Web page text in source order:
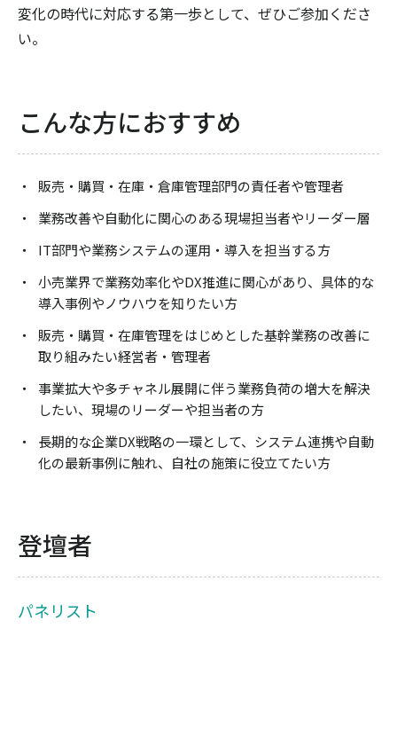
変化の時代に対応する第一歩として、ぜひご参加くださ
い。
こんな方におすすめ
販売・購買・在庫・倉庫管理部門の責任者や管理者
業務改善や自動化に関心のある現場担当者やリーダー層
IT部門や業務システムの運用・導入を担当する方
小売業界で業務効率化やDX推進に関心があり、具体的な
導入事例やノウハウを知りたい方
販売・購買・在庫管理をはじめとした基幹業務の改善に
取り組みたい経営者・管理者
事業拡大や多チャネル展開に伴う業務負荷の増大を解決
したい、現場のリーダーや担当者の方
長期的な企業DX戦略の一環として、システム連携や自動
化の最新事例に触れ、自社の施策に役立てたい方
登壇者
パネリスト